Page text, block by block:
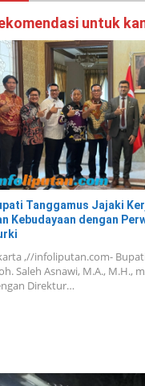
untuk
Tanggamus Jajaki
Kebudayaan dengan
,//infoliputan.com-
Saleh Asnawi, M.A., M.H.,
Direktur…